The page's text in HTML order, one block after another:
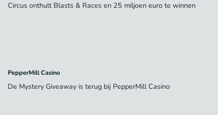
Circus onthult Blasts & Races en 25 miljoen euro te winnen
PepperMill Casino
De Mystery Giveaway is terug bij PepperMill Casino